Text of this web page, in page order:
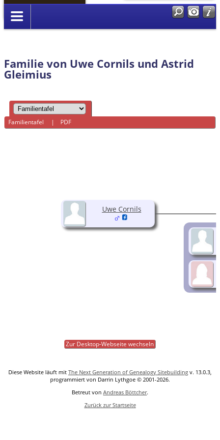
Anmelden
Familie von Uwe Cornils und Astrid
Gleimius
Familientafel | PDF
Uwe Cornils
Zur Desktop-Webseite wechseln
Diese Website läuft mit The Next Generation of Genealogy Sitebuilding v. 13.0.3,
programmiert von Darrin Lythgoe © 2001-2026.
Betreut von Andreas Böttcher.
Zurück zur Startseite